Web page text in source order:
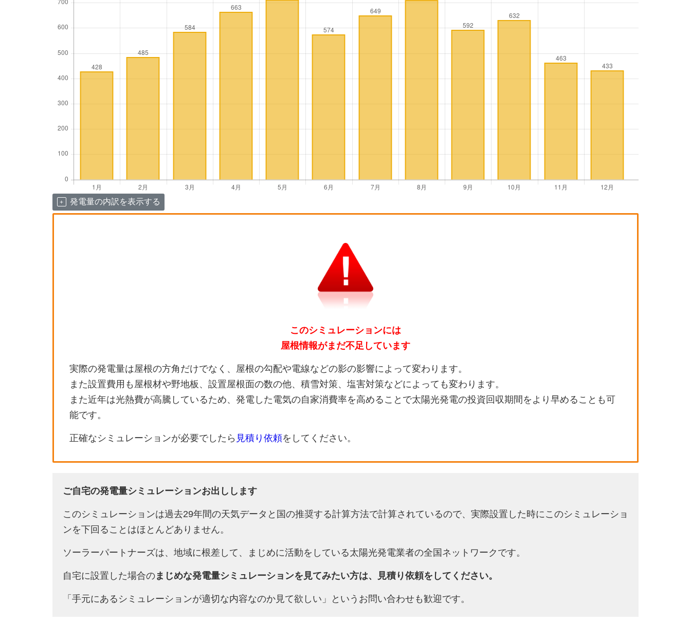
発電量の内訳を表示する
このシミュレーションには
屋根情報がまだ不足しています
実際の発電量は屋根の方角だけでなく、屋根の勾配や電線などの影の影響によって変わります。
また設置費用も屋根材や野地板、設置屋根面の数の他、積雪対策、塩害対策などによっても変わります。
また近年は光熱費が高騰しているため、発電した電気の自家消費率を高めることで太陽光発電の投資回収期間をより早めることも可
能です。
正確なシミュレーションが必要でしたら 見積り依頼をしてください。
ご自宅の発電量シミュレーションお出しします
このシミュレーションは過去29年間の天気データと国の推奨する計算方法で計算されているので、実際設置した時にこのシミュレーショ
ンを下回ることはほとんどありません。
ソーラーパートナーズは、地域に根差して、まじめに活動をしている太陽光発電業者の全国ネットワークです。
自宅に設置した場合のまじめな発電量シミュレーションを見てみたい方は、見積り依頼をしてください。
「手元にあるシミュレーションが適切な内容なのか見て欲しい」というお問い合わせも歓迎です。